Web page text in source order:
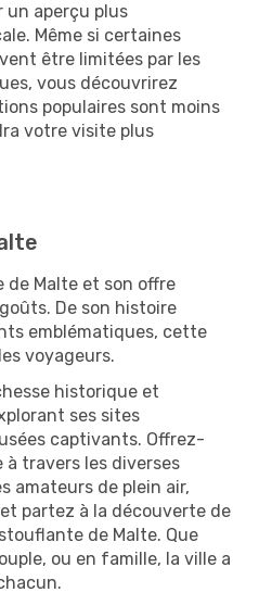
un aperçu plus
Même si certaines
être limitées par les
vous découvrirez
populaires sont moins
votre visite plus
de Malte et son offre
De son histoire
emblématiques, cette
voyageurs.
historique et
ses sites
captivants. Offrez-
travers les diverses
amateurs de plein air,
partez à la découverte de
de Malte. Que
ou en famille, la ville a